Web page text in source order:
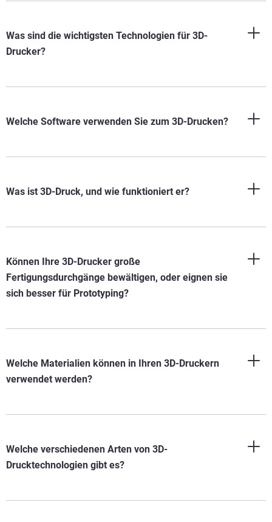
Was sind die wichtigsten Technologien für 3D-
Drucker?
Welche Software verwenden Sie zum 3D-Drucken?
Was ist 3D-Druck, und wie funktioniert er?
Können Ihre 3D-Drucker große
Fertigungsdurchgänge bewältigen, oder eignen sie
sich besser für Prototyping?
Welche Materialien können in Ihren 3D-Druckern
verwendet werden?
Welche verschiedenen Arten von 3D-
Drucktechnologien gibt es?